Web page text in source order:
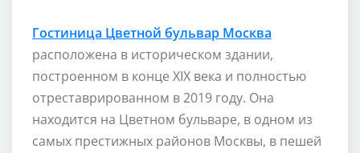
Гостиница Цветной бульвар Москва
расположена в историческом здании,
построенном в конце XIX века и полностью
отреставрированном в 2019 году. Она
находится на Цветном бульваре, в одном из
самых престижных районов Москвы, в пешей